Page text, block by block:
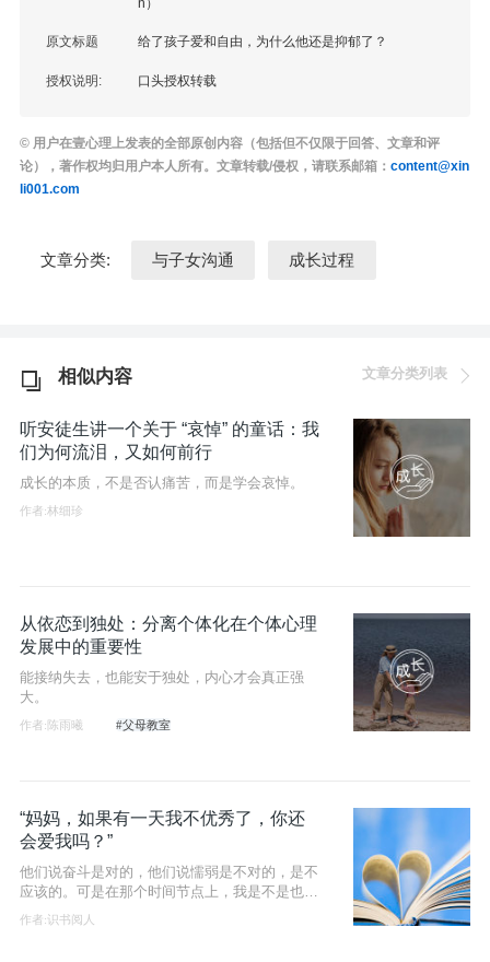
n）
原文标题 给了孩子爱和自由，为什么他还是抑郁了？
授权说明: 口头授权转载
© 用户在壹心理上发表的全部原创内容（包括但不仅限于回答、文章和评
论），著作权均归用户本人所有。文章转载/侵权，请联系邮箱： content@xin
li001.com
文章分类: 与子女沟通 成长过程
相似内容 文章分类列表
听安徒生讲一个关于 “哀悼” 的童话：我
们为何流泪，又如何前行
成长的本质，不是否认痛苦，而是学会哀悼。
作者:林细珍
从依恋到独处：分离个体化在个体心理
发展中的重要性
能接纳失去，也能安于独处，内心才会真正强
大。
作者:陈雨曦 #父母教室
“妈妈，如果有一天我不优秀了，你还
会爱我吗？”
他们说奋斗是对的，他们说懦弱是不对的，是不
应该的。可是在那个时间节点上，我是不是也应
该有选择不奋斗的权利？
作者:识书阅人